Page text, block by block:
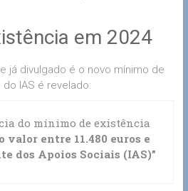
em 2024
já divulgado é o novo mínimo de
IAS é revelado:
do mínimo de existência
valor entre 11.480 euros e
dos Apoios Sociais (IAS)”